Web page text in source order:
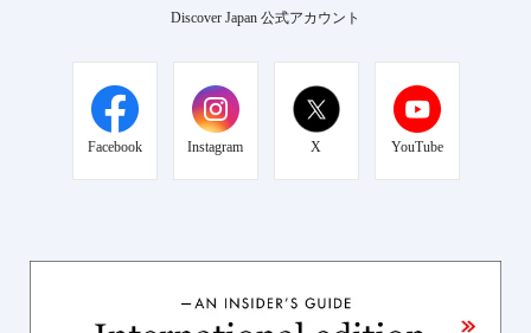
Discover Japan 公式アカウント
Facebook Instagram X YouTube